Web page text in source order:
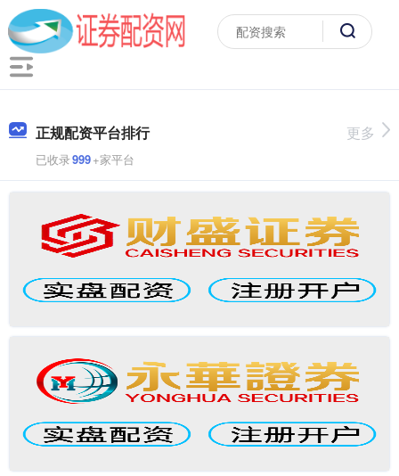
正规配资平台排行
已收录999+家平台
更多